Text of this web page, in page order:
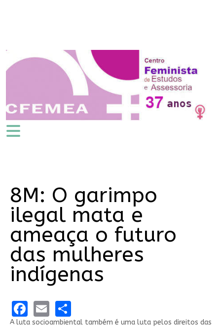
8M: O garimpo
ilegal mata e
ameaça o futuro
das mulheres
indígenas
Facebook
EmailShare
A luta socioambiental também é uma luta pelos direitos das